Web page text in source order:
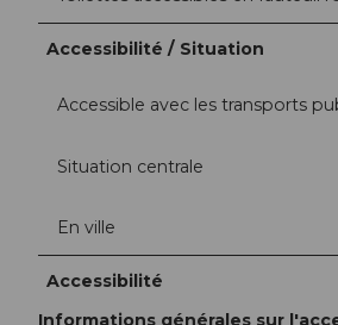
Accessibilité / Situation
Accessible avec les transports
Situation centrale
En ville
Accessibilité
Informations générales sur